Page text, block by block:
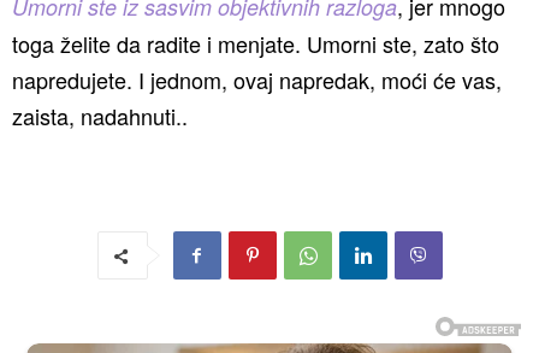
Umorni ste iz sasvim objektivnih razloga
toga želite da radite i menjate. Umorni ste, zato što
napredujete. I jednom, ovaj napredak, moći će vas,
zaista, nadahnuti..